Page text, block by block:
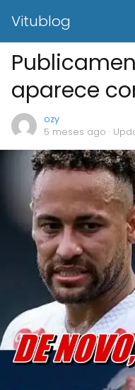
Vitublog
aparece
ozy
5 meses ago ·